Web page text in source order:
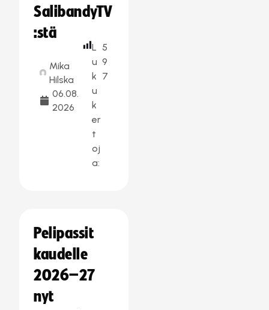
SalibandyTV
:stä
Mika
Hilska
06.08.
2026
L
u
k
u
k
er
t
oj
a:
5
9
7
Pelipassit
kaudelle
2026–27
nyt